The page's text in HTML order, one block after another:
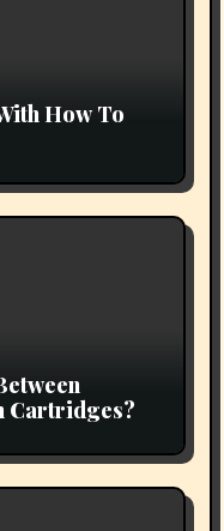
How To
Cartridges?